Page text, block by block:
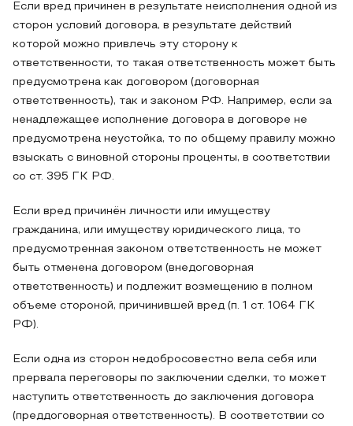
Если вред причинен в результате неисполнения одной из
сторон условий договора, в результате действий
которой можно привлечь эту сторону к
ответственности, то такая ответственность может быть
предусмотрена как договором (договорная
ответственность), так и законом РФ. Например, если за
ненадлежащее исполнение договора в договоре не
предусмотрена неустойка, то по общему правилу можно
взыскать с виновной стороны проценты, в соответствии
со ст. 395 ГК РФ.
Если вред причинён личности или имуществу
гражданина, или имуществу юридического лица, то
предусмотренная законом ответственность не может
быть отменена договором (внедоговорная
ответственность) и подлежит возмещению в полном
объеме стороной, причинившей вред (п. 1 ст. 1064 ГК
РФ).
Если одна из сторон недобросовестно вела себя или
прервала переговоры по заключении сделки, то может
наступить ответственность до заключения договора
(преддоговорная ответственность). В соответствии со